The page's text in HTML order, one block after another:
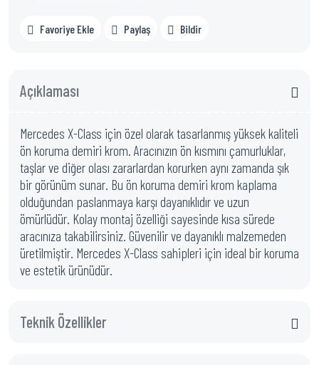
Favoriye Ekle Paylaş Bildir
Açıklaması
Mercedes X-Class için özel olarak tasarlanmış yüksek kaliteli
ön koruma demiri krom. Aracınızın ön kısmını çamurluklar,
taşlar ve diğer olası zararlardan korurken aynı zamanda şık
bir görünüm sunar. Bu ön koruma demiri krom kaplama
olduğundan paslanmaya karşı dayanıklıdır ve uzun
ömürlüdür. Kolay montaj özelliği sayesinde kısa sürede
aracınıza takabilirsiniz. Güvenilir ve dayanıklı malzemeden
üretilmiştir. Mercedes X-Class sahipleri için ideal bir koruma
ve estetik ürünüdür.
Teknik Özellikler